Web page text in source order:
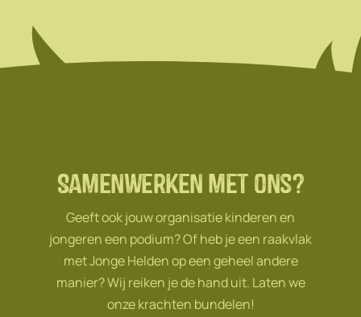
Samenwerken met ons?
Geeft ook jouw organisatie kinderen en
jongeren een podium? Of heb je een raakvlak
met Jonge Helden op een geheel andere
manier? Wij reiken je de hand uit. Laten we
onze krachten bundelen!